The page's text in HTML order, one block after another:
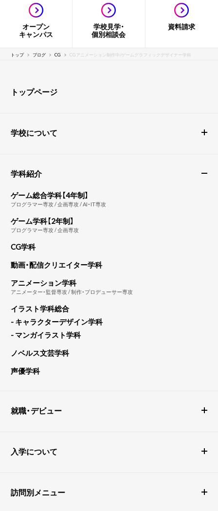
オープン
キャンパス
学校見学・
個別相談会
資料請求
トップ ブログ CG CGアニメーション制作中/ゲームグラフィックデザイナー学科
トップページ
学校について
学科紹介
ゲーム総合学科【4年制】
プログラマー専攻 / 企画専攻 / AI・IT専攻
ゲーム学科【2年制】
プログラマー専攻 / 企画専攻
CG学科
動画・配信クリエイター学科
アニメーション学科
アニメーター・監督専攻 / 制作・プロデューサー専攻
イラスト学科総合
- キャラクターデザイン学科
- マンガイラスト学科
ノベルス文芸学科
声優学科
就職・デビュー
入学について
訪問別メニュー